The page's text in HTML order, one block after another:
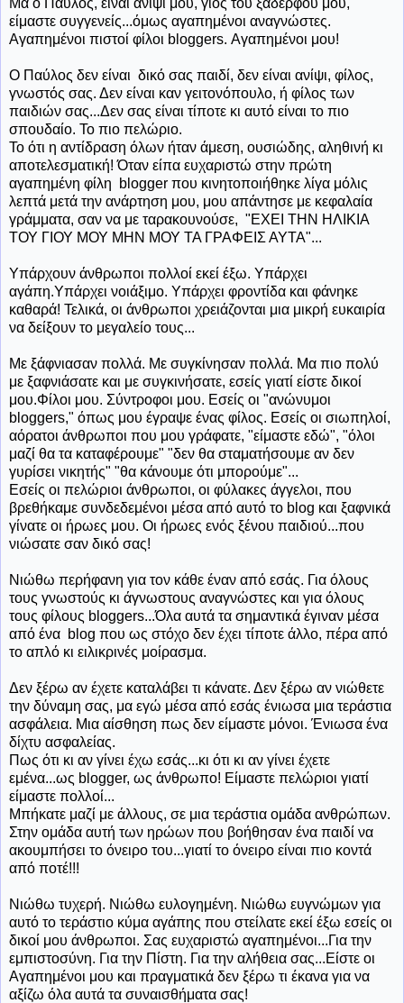
Μα ο Παύλος, είναι ανίψι μου, γιος του ξαδέρφου μου,
είμαστε συγγενείς...όμως αγαπημένοι αναγνώστες.
Αγαπημένοι πιστοί φίλοι bloggers. Αγαπημένοι μου!
Ο Παύλος δεν είναι δικό σας παιδί, δεν είναι ανίψι, φίλος,
γνωστός σας. Δεν είναι καν γειτονόπουλο, ή φίλος των
παιδιών σας...Δεν σας είναι τίποτε κι αυτό είναι το πιο
σπουδαίο. Το πιο πελώριο.
Το ότι η αντίδραση όλων ήταν άμεση, ουσιώδης, αληθινή κι
αποτελεσματική! Όταν είπα ευχαριστώ στην πρώτη
αγαπημένη φίλη blogger που κινητοποιήθηκε λίγα μόλις
λεπτά μετά την ανάρτηση μου, μου απάντησε με κεφαλαία
γράμματα, σαν να με ταρακουνούσε, "EXEΙ ΤΗΝ ΗΛΙΚΙΑ
ΤΟΥ ΓΙΟΥ ΜΟΥ ΜΗΝ ΜΟΥ ΤΑ ΓΡΑΦΕΙΣ ΑΥΤΑ"...
Υπάρχουν άνθρωποι πολλοί εκεί έξω. Υπάρχει
αγάπη.Υπάρχει νοιάξιμο. Υπάρχει φροντίδα και φάνηκε
καθαρά! Τελικά, οι άνθρωποι χρειάζονται μια μικρή ευκαιρία
να δείξουν το μεγαλείο τους...
Με ξάφνιασαν πολλά. Με συγκίνησαν πολλά. Μα πιο πολύ
με ξαφνιάσατε και με συγκινήσατε, εσείς γιατί είστε δικοί
μου.Φίλοι μου. Σύντροφοι μου. Εσείς οι "ανώνυμοι
bloggers," όπως μου έγραψε ένας φίλος. Εσείς οι σιωπηλοί,
αόρατοι άνθρωποι που μου γράφατε, "είμαστε εδώ", "όλοι
μαζί θα τα καταφέρουμε" "δεν θα σταματήσουμε αν δεν
γυρίσει νικητής" "θα κάνουμε ότι μπορούμε"...
Εσείς οι πελώριοι άνθρωποι, οι φύλακες άγγελοι, που
βρεθήκαμε συνδεδεμένοι μέσα από αυτό το blog και ξαφνικά
γίνατε οι ήρωες μου. Οι ήρωες ενός ξένου παιδιού...που
νιώσατε σαν δικό σας!
Νιώθω περήφανη για τον κάθε έναν από εσάς. Για όλους
τους γνωστούς κι άγνωστους αναγνώστες και για όλους
τους φίλους bloggers...Όλα αυτά τα σημαντικά έγιναν μέσα
από ένα blog που ως στόχο δεν έχει τίποτε άλλο, πέρα από
το απλό κι ειλικρινές μοίρασμα.
Δεν ξέρω αν έχετε καταλάβει τι κάνατε. Δεν ξέρω αν νιώθετε
την δύναμη σας, μα εγώ μέσα από εσάς ένιωσα μια τεράστια
ασφάλεια. Μια αίσθηση πως δεν είμαστε μόνοι. Ένιωσα ένα
δίχτυ ασφαλείας.
Πως ότι κι αν γίνει έχω εσάς...κι ότι κι αν γίνει έχετε
εμένα...ως blogger, ως άνθρωπο! Είμαστε πελώριοι γιατί
είμαστε πολλοί...
Μπήκατε μαζί με άλλους, σε μια τεράστια ομάδα ανθρώπων.
Στην ομάδα αυτή των ηρώων που βοήθησαν ένα παιδί να
ακουμπήσει το όνειρο του...γιατί το όνειρο είναι πιο κοντά
από ποτέ!!!
Νιώθω τυχερή. Νιώθω ευλογημένη. Νιώθω ευγνώμων για
αυτό το τεράστιο κύμα αγάπης που στείλατε εκεί έξω εσείς οι
δικοί μου άνθρωποι. Σας ευχαριστώ αγαπημένοι...Για την
εμπιστοσύνη. Για την Πίστη. Για την αλήθεια σας...Είστε οι
Αγαπημένοι μου και πραγματικά δεν ξέρω τι έκανα για να
αξίζω όλα αυτά τα συναισθήματα σας!